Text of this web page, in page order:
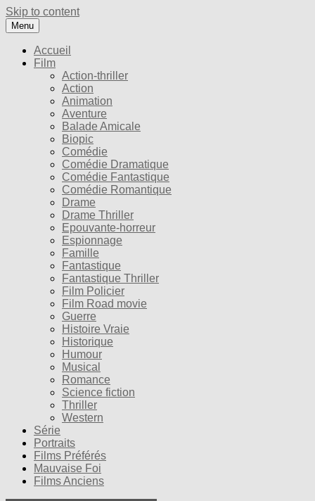
Skip to content
Menu
Accueil
Film
Action-thriller
Action
Animation
Aventure
Balade Amicale
Biopic
Comédie
Comédie Dramatique
Comédie Fantastique
Comédie Romantique
Drame
Drame Thriller
Epouvante-horreur
Espionnage
Famille
Fantastique
Fantastique Thriller
Film Policier
Film Road movie
Guerre
Histoire Vraie
Historique
Humour
Musical
Romance
Science fiction
Thriller
Western
Série
Portraits
Films Préférés
Mauvaise Foi
Films Anciens